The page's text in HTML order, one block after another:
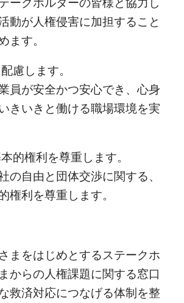
ークホルダーの皆様と協力し
動が人権侵害に加担すること
ます。
慮します。
員が安全かつ安心でき、心身
きいきと働ける職場環境を実
的権利を尊重します。
の自由と団体交渉に関する、
権利を尊重します。
まをはじめとするステークホ
からの人権課題に関する窓口
救済対応につなげる体制を整